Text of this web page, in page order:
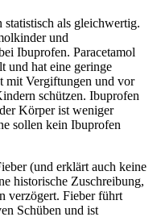
statistisch als gleichwertig.
und
Ibuprofen. Paracetamol
und hat eine geringe
mit Vergiftungen und vor
schützen. Ibuprofen
Körper ist weniger
sollen kein Ibuprofen
(und erklärt auch keine
historische Zuschreibung,
verzögert. Fieber führt
Schüben und ist